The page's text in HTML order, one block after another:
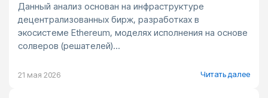
Данный анализ основан на инфраструктуре
децентрализованных бирж, разработках в
экосистеме Ethereum, моделях исполнения на основе
солверов (решателей)...
21 мая 2026 Читать далее